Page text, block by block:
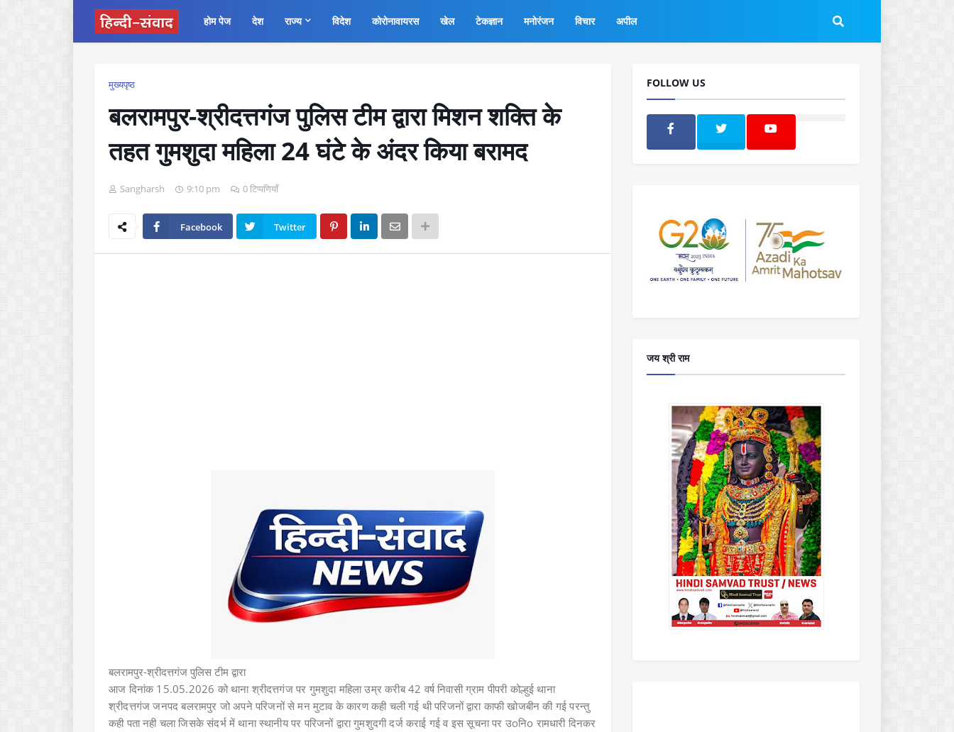
होम पेज देश राज्य विदेश कोरोनावायरस खेल टेकज्ञान मनोरंजन विचार अपील
मुख्यपृष्ठ
बलरामपुर-श्रीदत्तगंज पुलिस टीम द्वारा मिशन शक्ति के
तहत गुमशुदा महिला 24 घंटे के अंदर किया बरामद
Sangharsh 9:10 pm 0 टिप्पणियाँ
Facebook Twitter
बलरामपुर-श्रीदत्तगंज पुलिस टीम द्वारा
आज दिनांक 15.05.2026 को थाना श्रीदत्तगंज पर गुमशुदा महिला उम्र करीब 42 वर्ष निवासी ग्राम पीपरी कोल्हुई थाना
श्रीदत्तगंज जनपद बलरामपुर जो अपने परिजनों से मन मुटाव के कारण कही चली गई थी परिजनों द्वारा काफी खोजबीन की गई परन्तु
कही पता नही चला जिसके संदर्भ में थाना स्थानीय पर परिजनों द्वारा गुमशुदगी दर्ज कराई गई व इस सूचना पर उoनिo रामधारी दिनकर
FOLLOW US
जय श्री राम